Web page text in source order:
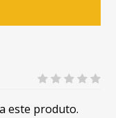
este produto.